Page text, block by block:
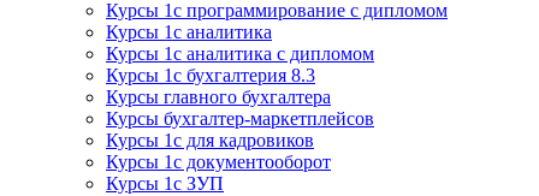
Курсы 1с программирование с дипломом
Курсы 1с аналитика
Курсы 1с аналитика с дипломом
Курсы 1с бухгалтерия 8.3
Курсы главного бухгалтера
Курсы бухгалтер-маркетплейсов
Курсы 1с для кадровиков
Курсы 1с документооборот
Курсы 1с ЗУП